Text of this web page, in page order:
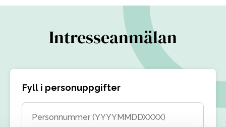
Intresseanmälan
Fyll i personuppgifter
Personnummer (YYYYMMDDXXXX)